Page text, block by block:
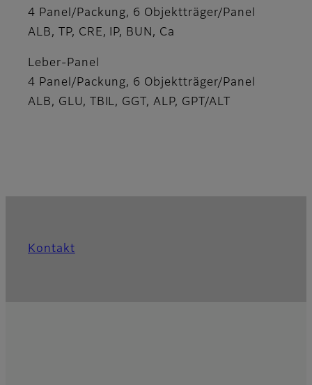
4 Panel/Packung, 6 Objektträger/Panel
ALB, TP, CRE, IP, BUN, Ca
Leber-Panel
4 Panel/Packung, 6 Objektträger/Panel
ALB, GLU, TBIL, GGT, ALP, GPT/ALT
Kontakt